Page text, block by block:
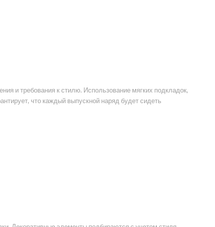
и требования к стилю. Использование мягких подкладок,
что каждый выпускной наряд будет сидеть